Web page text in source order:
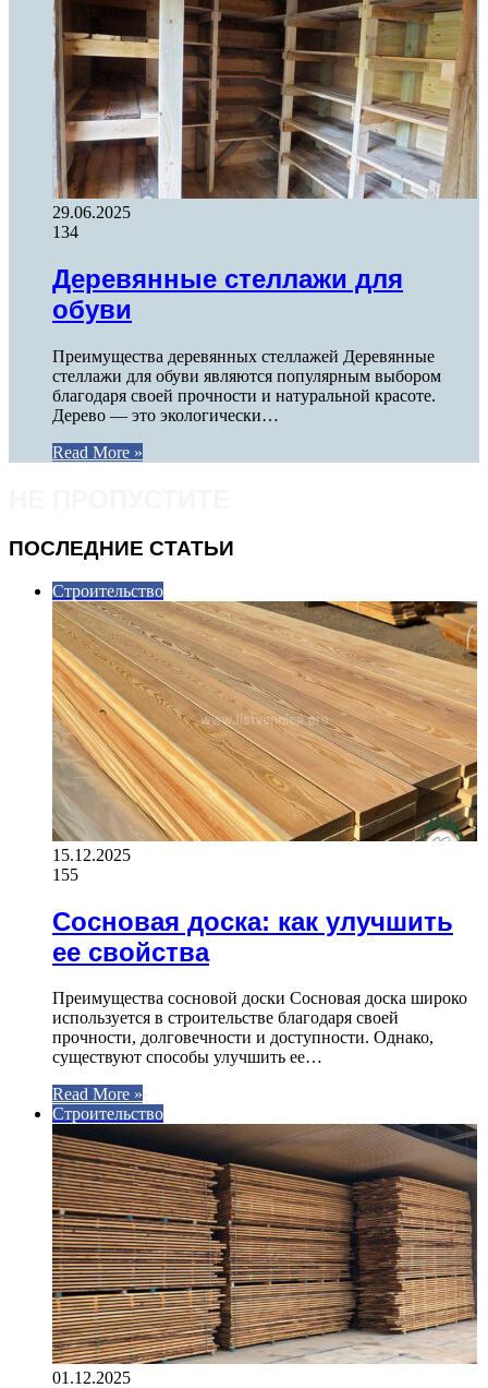
29.06.2025
134
Деревянные стеллажи для
обуви
Преимущества деревянных стеллажей Деревянные
стеллажи для обуви являются популярным выбором
благодаря своей прочности и натуральной красоте.
Дерево — это экологически…
Read More »
ПОСЛЕДНИЕ СТАТЬИ
Строительство
15.12.2025
155
Сосновая доска: как улучшить
ее свойства
Преимущества сосновой доски Сосновая доска широко
используется в строительстве благодаря своей
прочности, долговечности и доступности. Однако,
существуют способы улучшить ее…
Read More »
Строительство
01.12.2025